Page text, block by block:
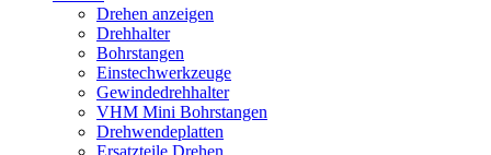
Drehen anzeigen
Drehhalter
Bohrstangen
Einstechwerkzeuge
Gewindedrehhalter
VHM Mini Bohrstangen
Drehwendeplatten
Ersatzteile Drehen